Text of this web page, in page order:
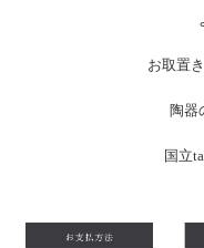
お取置
陶器
国立